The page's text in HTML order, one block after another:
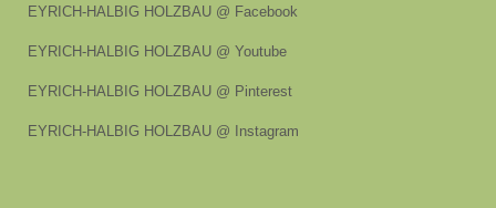
EYRICH-HALBIG HOLZBAU @ Facebook
EYRICH-HALBIG HOLZBAU @ Youtube
EYRICH-HALBIG HOLZBAU @ Pinterest
EYRICH-HALBIG HOLZBAU @ Instagram